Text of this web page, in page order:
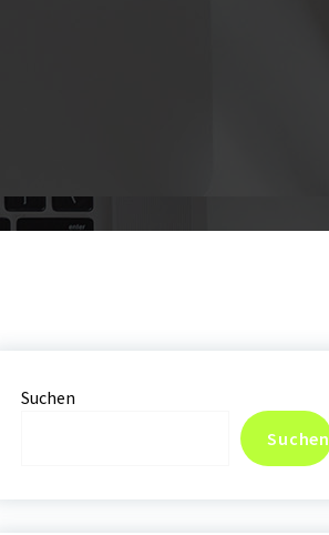
Suchen
Suchen